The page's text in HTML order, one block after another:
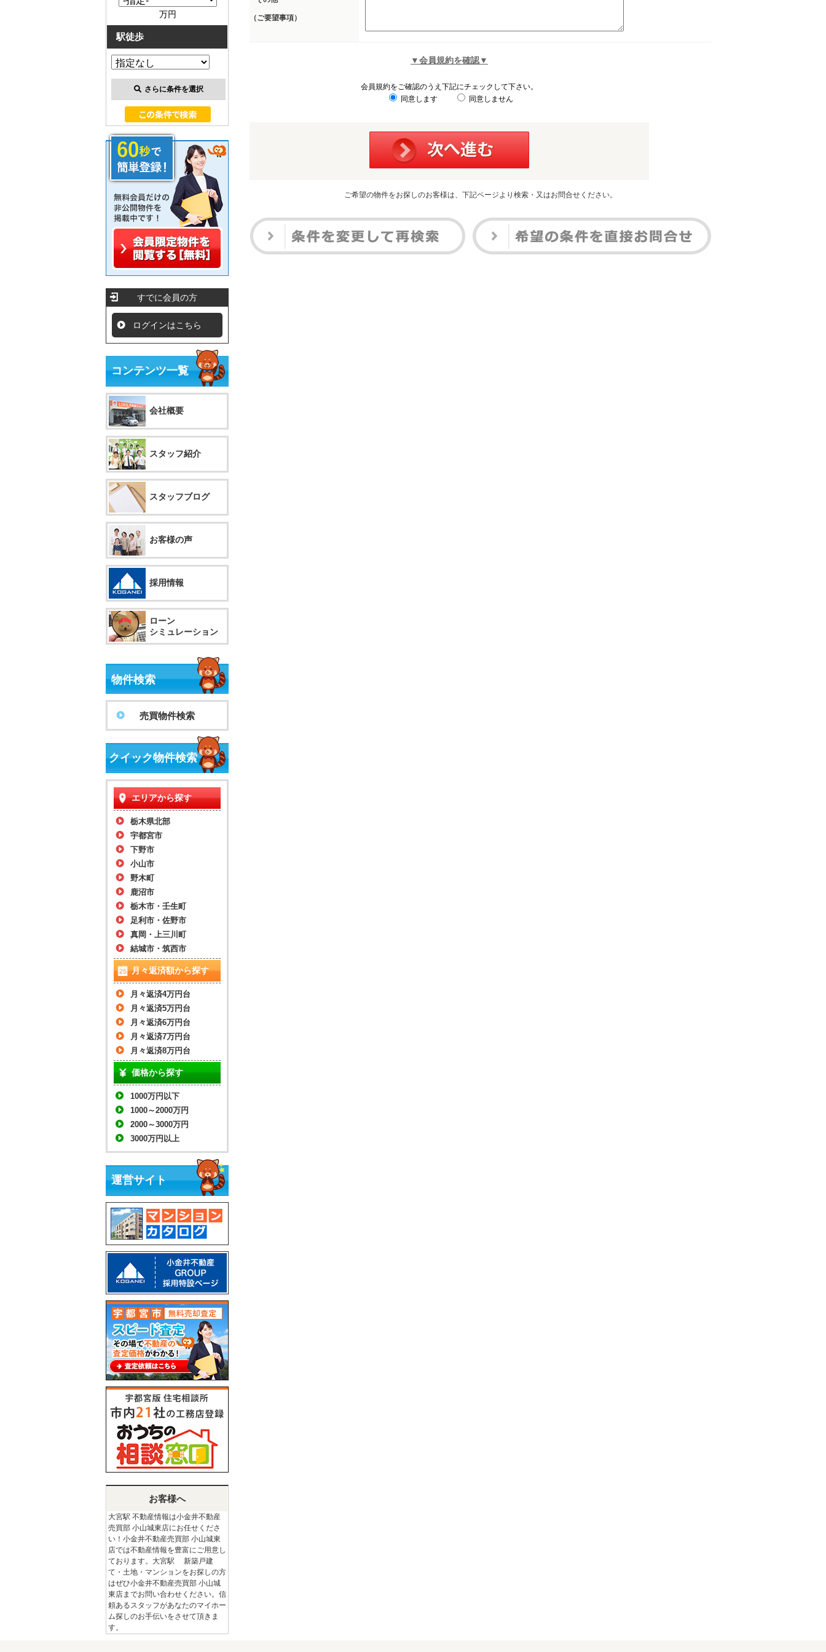
（ご要望事項）
▼会員規約を確認▼
会員規約をご確認のうえ下記にチェックして下さい。
同意します
同意しません
ご希望の物件をお探しのお客様は、下記ページより検索・又はお問合せください。
万円
駅徒歩
さらに条件を選択
すでに会員の方
ログインはこちら
コンテンツ一覧
会社概要
スタッフ紹介
スタッフブログ
お客様の声
採用情報
ローン
シミュレーション
物件検索
売買物件検索
クイック物件検索
エリアから探す
栃木県北部
宇都宮市
下野市
小山市
野木町
鹿沼市
栃木市・壬生町
足利市・佐野市
真岡・上三川町
結城市・筑西市
月々返済額から探す
月々返済4万円台
月々返済5万円台
月々返済6万円台
月々返済7万円台
月々返済8万円台
価格から探す
1000万円以下
1000～2000万円
2000～3000万円
3000万円以上
運営サイト
お客様へ
大宮駅 不動産情報は小金井不動産
売買部 小山城東店にお任せくださ
い！小金井不動産売買部 小山城東
店では不動産情報を豊富にご用意し
ております。大宮駅 新築戸建
て・土地・マンションをお探しの方
はぜひ小金井不動産売買部 小山城
東店までお問い合わせください。信
頼あるスタッフがあなたのマイホー
ム探しのお手伝いをさせて頂きま
す。